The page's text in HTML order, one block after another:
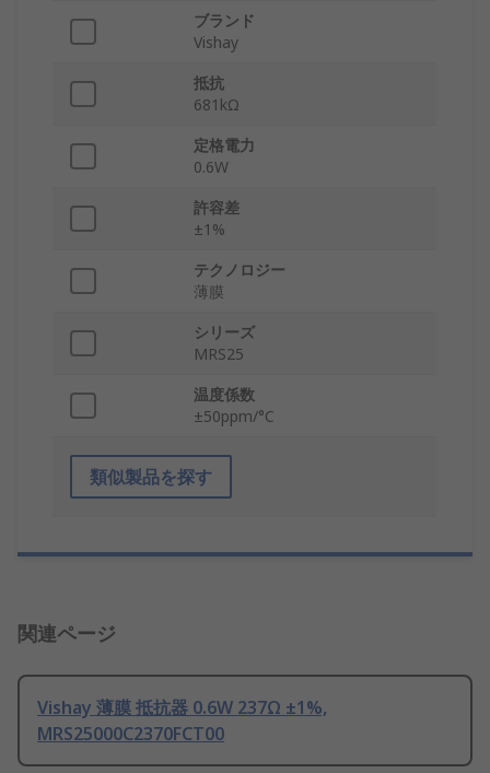
ブランド
Vishay
抵抗
681kΩ
定格電力
0.6W
許容差
±1%
テクノロジー
薄膜
シリーズ
MRS25
温度係数
±50ppm/°C
類似製品を探す
関連ページ
Vishay 薄膜 抵抗器 0.6W 237Ω ±1%,
MRS25000C2370FCT00